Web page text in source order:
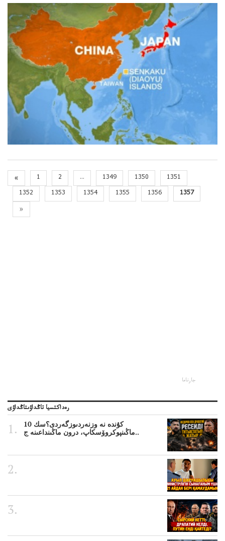
« 1 2 ... 1349 1350
1351
1352
1353 1354 1355 1356
1357
»
جارناما
رەداكتسيا تاڭداۋىتاڭداۋى
10 كۇندە نە وزنەردىوزگەردى؟سك
ماڭىنپوكروۆسكاپ، درون ماڭىنداعىنە ج..